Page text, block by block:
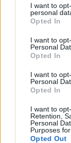
I want to
personal
Opted In
I want to
Personal
Opted In
I want to
Personal
Opted In
I want to
Retention,
Personal
Purposes
Opted Out
Η συμφωνία Arval-
αναδιάρθρωσης
Alpha Bank: Για
πύλες του σε όλους